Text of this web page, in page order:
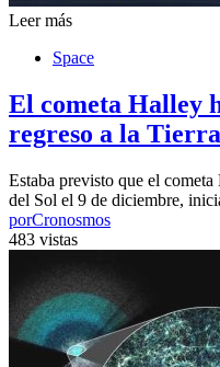
Leer más
Space
El cometa Halley
regreso a la Tierra
Estaba previsto que el
del Sol el 9 de diciembre,
porCronosmos
483 vistas